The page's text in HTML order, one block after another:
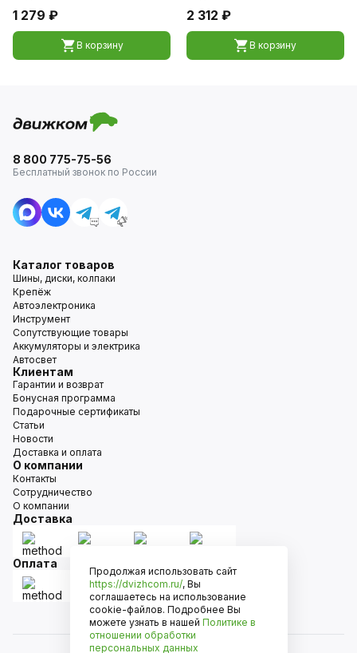
1 279 ₽
В корзину
2 312 ₽
В корзину
8 800 775-75-56
Бесплатный звонок по России
Каталог товаров
Шины, диски, колпаки
Крепёж
Автоэлектроника
Инструмент
Сопутствующие товары
Аккумуляторы и электрика
Автосвет
Клиентам
Гарантии и возврат
Бонусная программа
Подарочные сертификаты
Статьи
Новости
Доставка и оплата
О компании
Контакты
Сотрудничество
О компании
Доставка
Оплата
Продолжая использовать сайт
https://dvizhcom.ru/, Вы
соглашаетесь на использование
cookie-файлов. Подробнее Вы
можете узнать в нашей Политике в
отношении обработки
персональных данных